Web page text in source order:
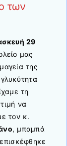
των
29
μας
της
τη
να
τον κ.
, μπαμπά